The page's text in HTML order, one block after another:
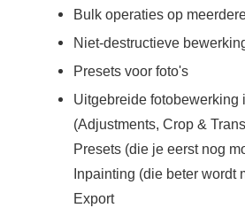
Bulk operaties op
Niet-destructieve
Presets voor foto's
Uitgebreide fotobewerking
(Adjustments, Crop &
Presets (die je eerst nog
Inpainting (die beter wordt
Export